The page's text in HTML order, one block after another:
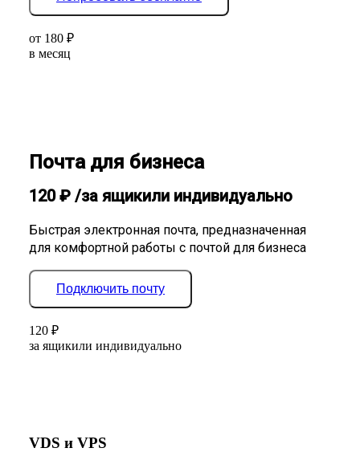
от 180 ₽
в месяц
Почта для бизнеса
120₽ /за ящикили индивидуально
Быстрая электронная почта, предназначенная
для комфортной работы с почтой для бизнеса
Подключить почту
120 ₽
за ящикили индивидуально
VDS и VPS